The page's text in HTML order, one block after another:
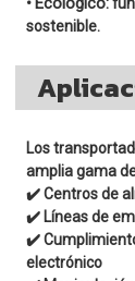
•
sostenible.
Los
amplia gama
✔️ Centros de
✔️ Líneas de
✔️
electrónico